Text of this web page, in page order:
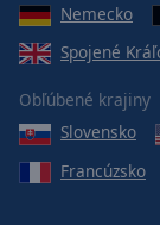
Nemecko
Spojené
Obľúbené krajiny
Slovensko
Francúzsko